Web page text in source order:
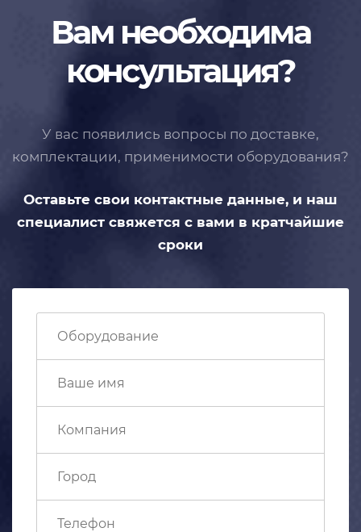
Вам необходима
консультация?
У вас появились вопросы по доставке,
комплектации, применимости оборудования?
Оставьте свои контактные данные, и наш
специалист свяжется с вами в кратчайшие
сроки